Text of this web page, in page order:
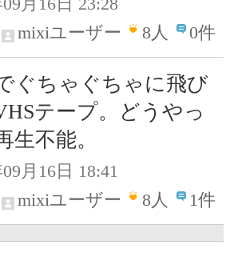
mixiユーザー
8人 0件
ぐちゃぐちゃに飛び
テープ。どうやっ
生不能。
月16日 18:41
mixiユーザー
8人 1件